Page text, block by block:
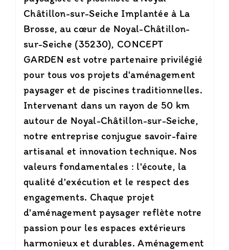
Châtillon-sur-Seiche Implantée à La
Brosse, au cœur de Noyal-Châtillon-
sur-Seiche (35230), CONCEPT
GARDEN est votre partenaire privilégié
pour tous vos projets d'aménagement
paysager et de piscines traditionnelles.
Intervenant dans un rayon de 50 km
autour de Noyal-Châtillon-sur-Seiche,
notre entreprise conjugue savoir-faire
artisanal et innovation technique. Nos
valeurs fondamentales : l'écoute, la
qualité d'exécution et le respect des
engagements. Chaque projet
d'aménagement paysager reflète notre
passion pour les espaces extérieurs
harmonieux et durables. Aménagement